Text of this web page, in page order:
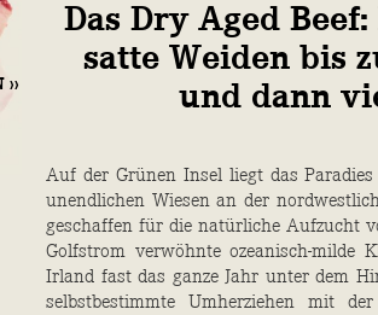
Das Dry Aged
satte Weiden bis
und dann
Auf der Grünen Insel liegt das
unendlichen Wiesen an der
geschaffen für die natürliche Aufzucht
Golfstrom verwöhnte ozeanisch-milde
Irland fast das ganze Jahr unter dem
selbstbestimmte Umherziehen mit